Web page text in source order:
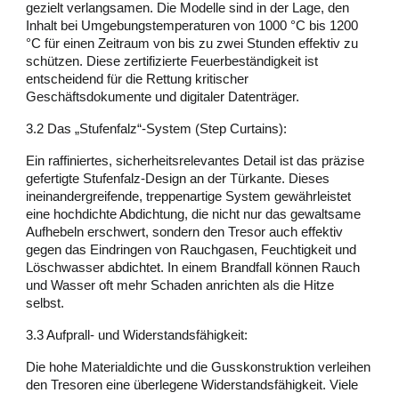
gezielt verlangsamen. Die Modelle sind in der Lage, den
Inhalt bei Umgebungstemperaturen von 1000 °C bis 1200
°C für einen Zeitraum von bis zu zwei Stunden effektiv zu
schützen. Diese zertifizierte Feuerbeständigkeit ist
entscheidend für die Rettung kritischer
Geschäftsdokumente und digitaler Datenträger.
3.2 Das „Stufenfalz“-System (Step Curtains):
Ein raffiniertes, sicherheitsrelevantes Detail ist das präzise
gefertigte Stufenfalz-Design an der Türkante. Dieses
ineinandergreifende, treppenartige System gewährleistet
eine hochdichte Abdichtung, die nicht nur das gewaltsame
Aufhebeln erschwert, sondern den Tresor auch effektiv
gegen das Eindringen von Rauchgasen, Feuchtigkeit und
Löschwasser abdichtet. In einem Brandfall können Rauch
und Wasser oft mehr Schaden anrichten als die Hitze
selbst.
3.3 Aufprall- und Widerstandsfähigkeit:
Die hohe Materialdichte und die Gusskonstruktion verleihen
den Tresoren eine überlegene Widerstandsfähigkeit. Viele